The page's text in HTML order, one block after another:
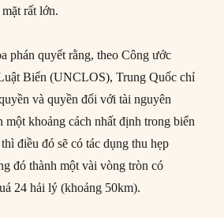
rất lớn.
phán quyết rằng, theo Công ước
Biển (UNCLOS), Trung Quốc chỉ
và quyền đối với tài nguyên
một khoảng cách nhất định trong biển
điều đó sẽ có tác dụng thu hẹp
đó thành một vài vòng tròn có
24 hải lý (khoảng 50km).
thực tế lịch sử và sự bịa đặt ở Biển Đông”